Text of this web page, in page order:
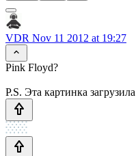
VDR Nov 11 2012 at 19:27
Pink Floyd?
P.S. Эта картинка